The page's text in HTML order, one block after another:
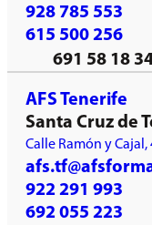
928 785 553
615 500 256
691 58 18
AFS Tenerife
Santa Cruz de
Calle Ramón y Cajal,
922 291 993
692 055 223